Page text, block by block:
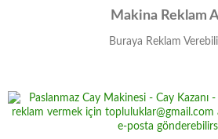
Makina Reklam
Buraya Reklam